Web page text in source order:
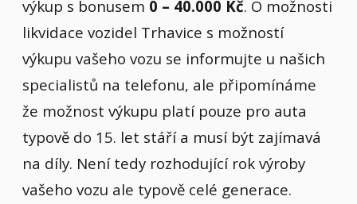
výkup s bonusem 0 – 40.000 Kč. O možnosti
likvidace vozidel Trhavice s možností
výkupu vašeho vozu se informujte u našich
specialistů na telefonu, ale připomínáme
že možnost výkupu platí pouze pro auta
typově do 15. let stáří a musí být zajímavá
na díly. Není tedy rozhodující rok výroby
vašeho vozu ale typově celé generace.